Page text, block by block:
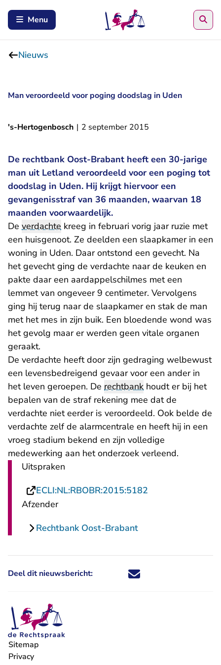
Menu
Nieuws
Man veroordeeld voor poging doodslag in Uden
's-Hertogenbosch | 2 september 2015
De rechtbank Oost-Brabant heeft een 30-jarige
man uit Letland veroordeeld voor een poging tot
doodslag in Uden. Hij krijgt hiervoor een
gevangenisstraf van 36 maanden, waarvan 18
maanden voorwaardelijk.
De verdachte kreeg in februari vorig jaar ruzie met
een huisgenoot. Ze deelden een slaapkamer in een
woning in Uden. Daar ontstond een gevecht. Na
het gevecht ging de verdachte naar de keuken en
pakte daar een aardappelschilmes met een
lemmet van ongeveer 9 centimeter. Vervolgens
ging hij terug naar de slaapkamer en stak de man
met het mes in zijn buik. Een bloedende wond was
het gevolg maar er werden geen vitale organen
geraakt.
De verdachte heeft door zijn gedraging welbewust
een levensbedreigend gevaar voor een ander in
het leven geroepen. De rechtbank houdt er bij het
bepalen van de straf rekening mee dat de
verdachte niet eerder is veroordeeld. Ook belde de
verdachte zelf de alarmcentrale en heeft hij in een
vroeg stadium bekend en zijn volledige
medewerking aan het onderzoek verleend.
Uitspraken
ECLI:NL:RBOBR:2015:5182
Afzender
Rechtbank Oost-Brabant
Deel dit nieuwsbericht: Deel dit nieuwsbericht via X -
Deel dit nieuwsbericht via
Deel dit nieuwsbericht
Deel dit
Sitemap
Privacy